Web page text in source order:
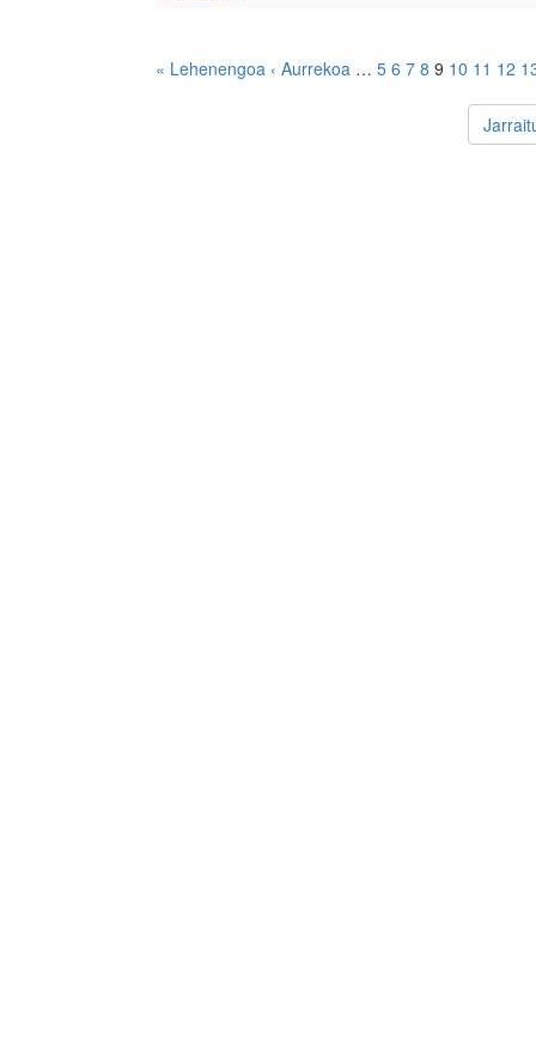
« Lehenengoa ‹ Aurrekoa … 5 6 7 8 9 10 11 12